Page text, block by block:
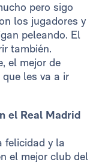
pero sigo
los jugadores y
peleando. El
también.
el mejor de
les va a ir
el Real Madrid
felicidad y la
el mejor club del